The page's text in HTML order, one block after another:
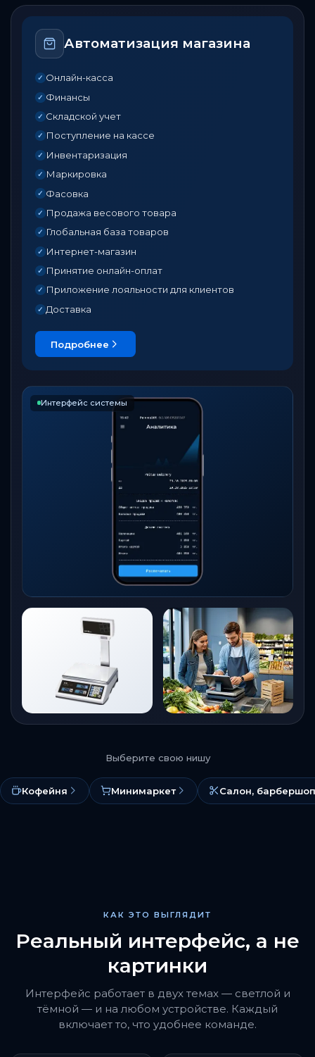
От записи до оплаты
✓ Онлайн-касса
✓ Гибкое управление услугами и прайс-листом
✓ Запись клиентов (онлайн/офлайн)
✓ Рабочий календарь / расписание
✓ Управление персоналом и графиками
✓ Автоматическое распределение заказов
✓ CRM — история клиентов, визиты, баллы, скидки
✓ Программа лояльности
✓ Безналичные и онлайн-оплаты (QR / карта)
✓ Продажа сертификатов и абонементов
✓ Продажа сопутствующих товаров
✓ Складской учет материалов
✓ Инвентаризация
Подробнее
Интерфейс системы
Выберите свою нишу
Кофейня Минимаркет Салон, барбершоп
КАК ЭТО ВЫГЛЯДИТ
Реальный интерфейс, а не
картинки
Интерфейс работает в двух темах — светлой и
тёмной — и на любом устройстве. Каждый
включает то, что удобнее команде.